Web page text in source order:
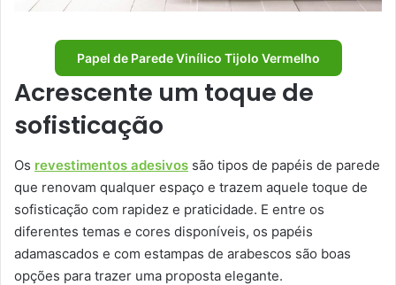
Papel de Parede Vinílico Tijolo Vermelho
Acrescente um toque de
sofisticação
Os revestimentos adesivos são tipos de papéis de parede
que renovam qualquer espaço e trazem aquele toque de
sofisticação com rapidez e praticidade. E entre os
diferentes temas e cores disponíveis, os papéis
adamascados e com estampas de arabescos são boas
opções para trazer uma proposta elegante.